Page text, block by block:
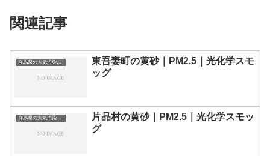
関連記事
群馬県の大気汚染・PM2.5・黄砂・エアロゾルの数値
東吾妻町の黄砂｜PM2.5｜光化学スモ
ッグ
群馬県の大気汚染・PM2.5・黄砂・エアロゾルの数値
片品村の黄砂｜PM2.5｜光化学スモッ
グ